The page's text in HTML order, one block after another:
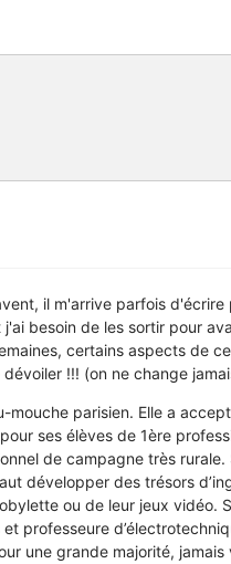
il m'arrive parfois d'écrire
besoin de les sortir pour
certains aspects de
!!! (on ne change
mouche parisien. Elle a
ses élèves de 1ère
de campagne très rurale.
développer des trésors
ou de leur jeux vidéo.
professeure
une grande majorité,